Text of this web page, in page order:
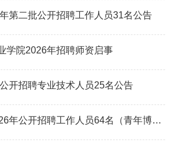
第二批公开招聘工作人员31名公告
学院2026年招聘师资启事
开招聘专业技术人员25名公告
广东艺术职业学院2026年公开招聘工作人员64名（青年博士及骨干教师）公告